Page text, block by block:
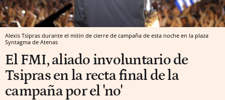
Alexis Tsipras durante el mitin de cierre de campaña de esta noche en la plaza
Syntagma de Atenas
El FMI, aliado involuntario de
Tsipras en la recta final de la
campaña por el 'no'